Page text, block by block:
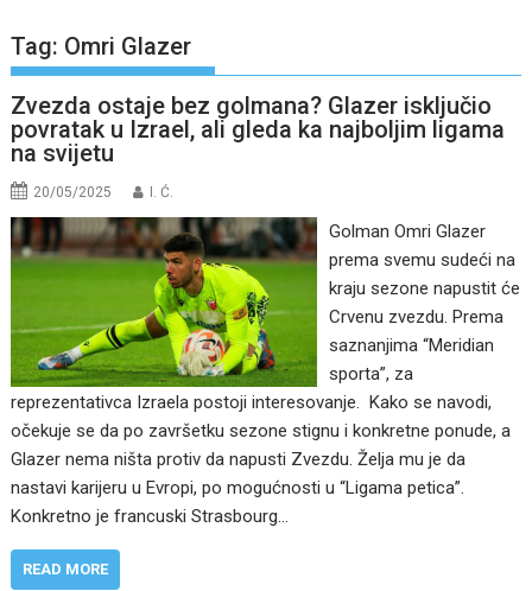
Tag: Omri Glazer
Zvezda ostaje bez golmana? Glazer isključio
povratak u Izrael, ali gleda ka najboljim ligama
na svijetu
20/05/2025 I. Ć.
Golman Omri Glazer
prema svemu sudeći na
kraju sezone napustit će
Crvenu zvezdu. Prema
saznanjima “Meridian
sporta”, za
reprezentativca Izraela postoji interesovanje. Kako se navodi,
očekuje se da po završetku sezone stignu i konkretne ponude, a
Glazer nema ništa protiv da napusti Zvezdu. Želja mu je da
nastavi karijeru u Evropi, po mogućnosti u “Ligama petica”.
Konkretno je francuski Strasbourg…
READ MORE